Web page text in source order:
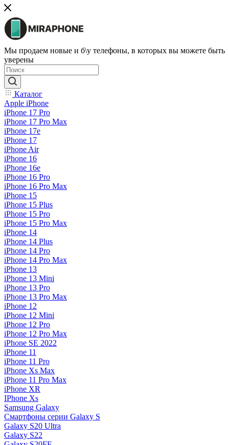
Мы продаем новые и б\у телефоны, в которых вы можете быть
уверены
Каталог
Apple iPhone
iPhone 17 Pro
iPhone 17 Pro Max
iPhone 17e
iPhone 17
iPhone Air
iPhone 16
iPhone 16e
iPhone 16 Pro
iPhone 16 Pro Max
iPhone 15
iPhone 15 Plus
iPhone 15 Pro
iPhone 15 Pro Max
iPhone 14
iPhone 14 Plus
iPhone 14 Pro
iPhone 14 Pro Max
iPhone 13
iPhone 13 Mini
iPhone 13 Pro
iPhone 13 Pro Max
iPhone 12
iPhone 12 Mini
iPhone 12 Pro
iPhone 12 Pro Max
iPhone SE 2022
iPhone 11
iPhone 11 Pro
iPhone Xs Max
iPhone 11 Pro Max
iPhone XR
IPhone Xs
Samsung Galaxy
Смартфоны серии Galaxy S
Galaxy S20 Ultra
Galaxy S22